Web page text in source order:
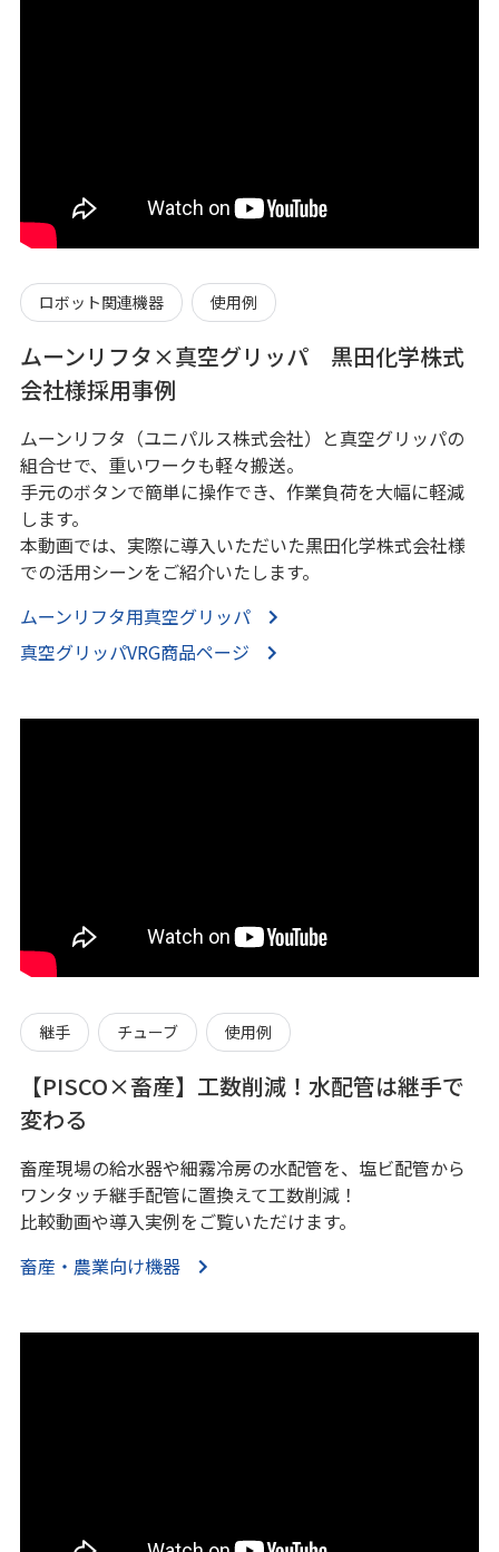
ロボット関連機器 使用例
ムーンリフタ×真空グリッパ 黒田化学株式
会社様採用事例
ムーンリフタ（ユニパルス株式会社）と真空グリッパの
組合せで、重いワークも軽々搬送。
手元のボタンで簡単に操作でき、作業負荷を大幅に軽減
します。
本動画では、実際に導入いただいた黒田化学株式会社様
での活用シーンをご紹介いたします。
ムーンリフタ用真空グリッパ
真空グリッパVRG商品ページ
継手 チューブ 使用例
【PISCO×畜産】工数削減！水配管は継手で
変わる
畜産現場の給水器や細霧冷房の水配管を、塩ビ配管から
ワンタッチ継手配管に置換えて工数削減！
比較動画や導入実例をご覧いただけます。
畜産・農業向け機器